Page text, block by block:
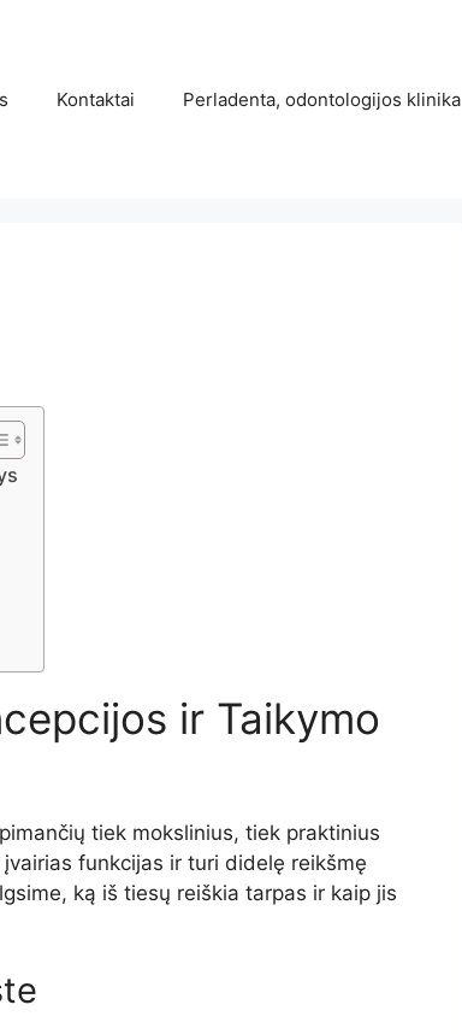
Kontaktai Perladenta, odontologijos klinika
ir Taikymo
tiek mokslinius, tiek praktinius
funkcijas ir turi didelę reikšmę
ką iš tiesų reiškia tarpas ir kaip jis